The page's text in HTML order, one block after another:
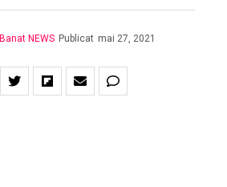
Banat NEWS Publicat mai 27, 2021